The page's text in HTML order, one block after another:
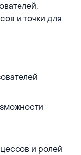
и точки для
и ролей